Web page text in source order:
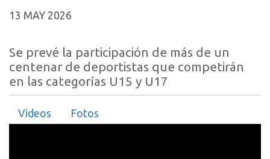
13 MAY 2026
Se prevé la participación de más de un
centenar de deportistas que competirán
en las categorías U15 y U17
Videos Fotos